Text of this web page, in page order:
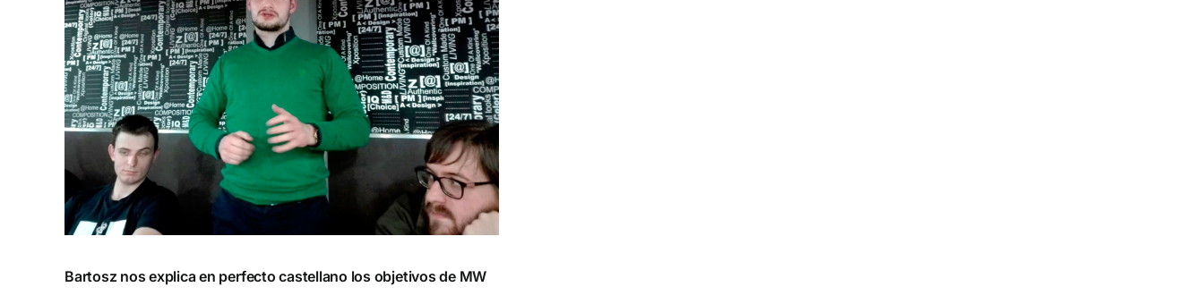
Bartosz nos explica en perfecto castellano los objetivos de MW